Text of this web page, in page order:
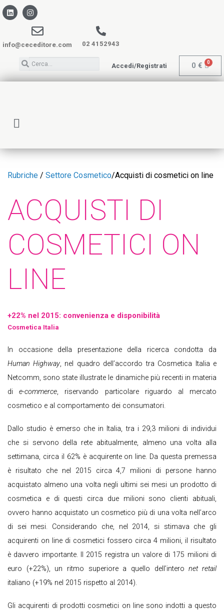
info@ceceditore.com 02 4152943
Accedi/Registrati 0 €
Rubriche / Settore Cosmetico/Acquisti di cosmetici on line
ACQUISTI DI
COSMETICI ON
LINE
+22% nel 2015: convenienza e disponibilità
Cosmetica Italia
In occasione della presentazione della ricerca condotta da
Human Highway, nel quadro dell’accordo tra Cosmetica Italia e
Netcomm, sono state illustrate le dinamiche più recenti in materia
die-commerce, riservando particolare riguardo al mercato
cosmetico e al comportamento dei consumatori.
Dallo studio è emerso che in Italia, tra i 29,3 milioni di individui
che si servono della rete abitualmente, almeno una volta alla
settimana, circa il 62% è acquirente on line. Da questa premessa
è risultato che nel 2015 circa 4,7 milioni di persone hanno
acquistato almeno una volta negli ultimi sei mesi un prodotto di
cosmetica e di questi circa due milioni sono clienti abituali,
ovvero hanno acquistato un cosmetico più di una volta nell’arco
di sei mesi. Considerando che, nel 2014, si stimava che gli
acquirenti on line di cosmetici fossero circa 4 milioni, il risultato
è davvero importante. Il 2015 registra un valore di 175 milioni di
euro (+22%), un ritmo superiore a quello dell’interonet retail
italiano (+19% nel 2015 rispetto al 2014).
Gli acquirenti di prodotti cosmetici on line sono indotti a questo